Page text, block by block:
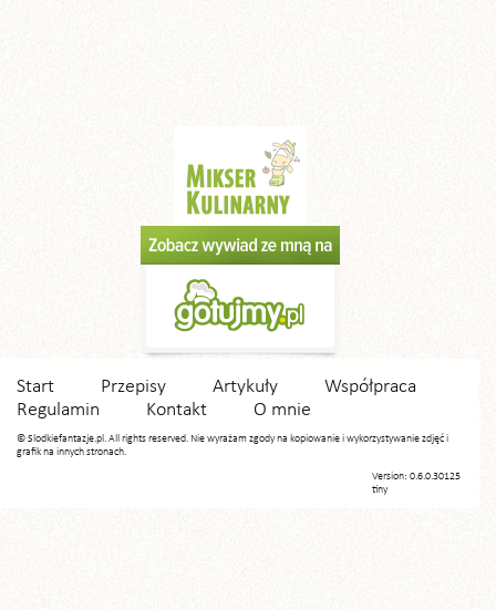
Start Przepisy Artykuły
Współpraca
Regulamin
Kontakt O mnie
© Slodkiefantazje.pl. All rights reserved. Nie wyrażam zgody na kopiowanie i wykorzystywanie zdjęć i
grafik na innych stronach.
Version: 0.6.0.30125
tiny